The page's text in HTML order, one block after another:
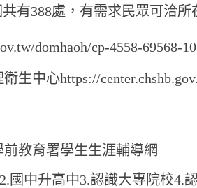
有388處，有需求民眾可洽
domhaoh/cp-4558-69568-
衛生中心https://
教育署學生生涯輔導網
國中升高中3.認識大專院校4.